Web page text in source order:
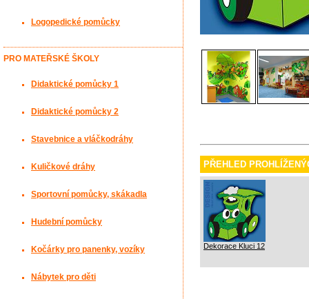
PŘEHLED
Dekorace Kluci 12
Logopedické pomůcky
PRO MATEŘSKÉ ŠKOLY
Didaktické pomůcky 1
Didaktické pomůcky 2
Stavebnice a vláčkodráhy
Kuličkové dráhy
Sportovní pomůcky, skákadla
Hudební pomůcky
Kočárky pro panenky, vozíky
Nábytek pro děti